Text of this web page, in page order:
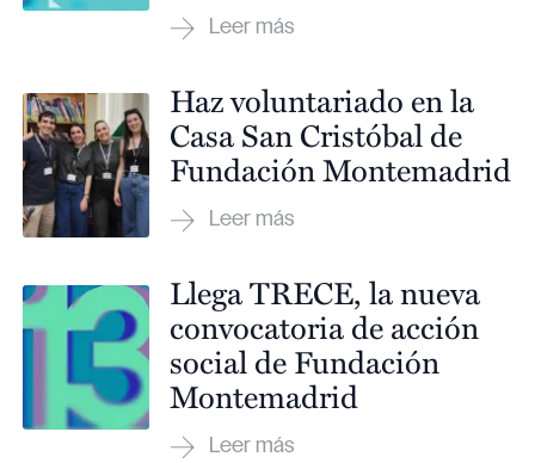
Haz voluntariado en la
Casa San Cristóbal de
Fundación Montemadrid
Llega TRECE, la nueva
convocatoria de acción
social de Fundación
Montemadrid